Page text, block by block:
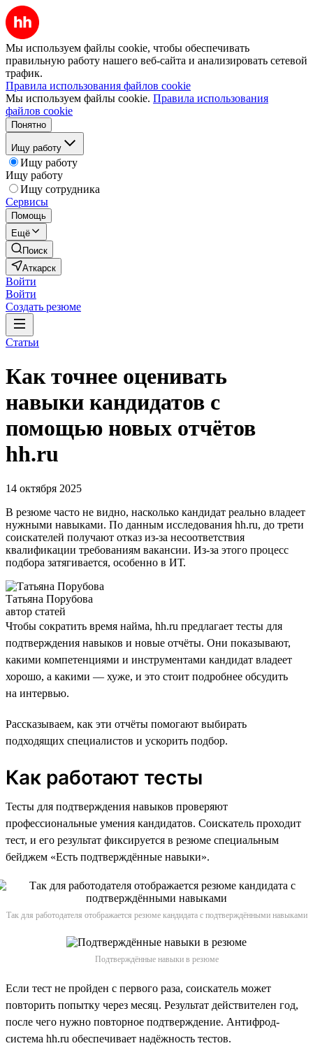
Мы используем файлы cookie, чтобы обеспечивать
правильную работу нашего веб-сайта и анализировать сетевой
трафик.
Правила использования файлов cookie
Мы используем файлы cookie. Правила использования
файлов cookie
Понятно
Ищу работу
Ищу работу
Ищу работу
Ищу сотрудника
Сервисы
Помощь
Ещё
Поиск
Аткарск
Войти
Войти
Создать резюме
Статьи
Как точнее оценивать
навыки кандидатов с
помощью новых отчётов
hh.ru
14 октября 2025
В резюме часто не видно, насколько кандидат реально владеет
нужными навыками. По данным исследования hh.ru, до трети
соискателей получают отказ из-за несоответствия
квалификации требованиям вакансии. Из-за этого процесс
подбора затягивается, особенно в ИТ.
Татьяна Порубова
автор статей
Чтобы сократить время найма, hh.ru предлагает тесты для
подтверждения навыков и новые отчёты. Они показывают,
какими компетенциями и инструментами кандидат владеет
хорошо, а какими — хуже, и это стоит подробнее обсудить
на интервью.
Рассказываем, как эти отчёты помогают выбирать
подходящих специалистов и ускорить подбор.
Как работают тесты
Тесты для подтверждения навыков проверяют
профессиональные умения кандидатов. Соискатель проходит
тест, и его результат фиксируется в резюме специальным
бейджем «Есть подтверждённые навыки».
Так для работодателя отображается резюме кандидата с подтверждёнными навыками
Подтверждённые навыки в резюме
Если тест не пройден с первого раза, соискатель может
повторить попытку через месяц. Результат действителен год,
после чего нужно повторное подтверждение. Антифрод-
система hh.ru обеспечивает надёжность тестов.